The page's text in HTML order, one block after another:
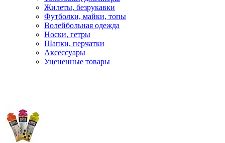
Жилеты, безрукавки
Футболки, майки, топы
Волейбольная одежда
Носки, гетры
Шапки, перчатки
Аксессуары
Уцененные товары